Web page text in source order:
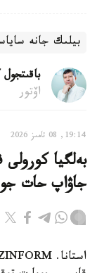
بيلىك جانە
اۆتور
19:14, 08 تامىز 2026
بەلگيا
جاۋاپ حات